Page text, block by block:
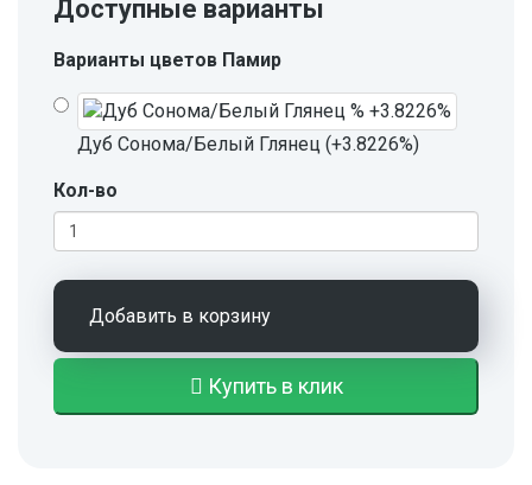
Доступные варианты
Варианты цветов Памир
Дуб Сонома/Белый Глянец (+3.8226%)
Кол-во
Добавить в корзину
Купить в клик